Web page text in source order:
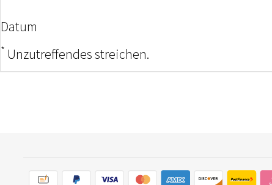
Datum
* Unzutreffendes streichen.